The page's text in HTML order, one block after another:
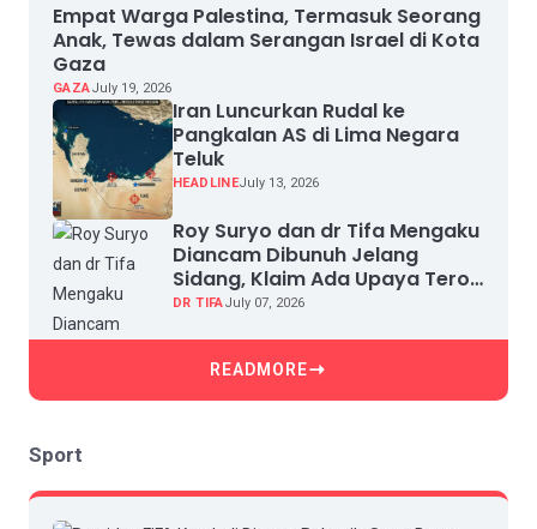
Empat Warga Palestina, Termasuk Seorang
Anak, Tewas dalam Serangan Israel di Kota
Gaza
GAZAJuly 19, 2026
Iran Luncurkan Rudal ke
Pangkalan AS di Lima Negara
Teluk
HEADLINEJuly 13, 2026
Roy Suryo dan dr Tifa Mengaku
Diancam Dibunuh Jelang
Sidang, Klaim Ada Upaya Teror
dan Intimidasi
DR TIFAJuly 07, 2026
READMORE
Sport